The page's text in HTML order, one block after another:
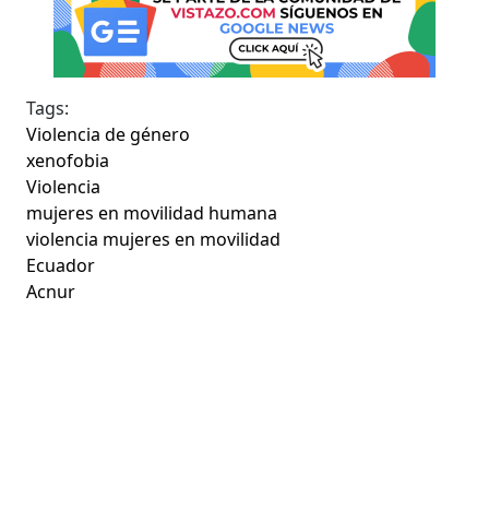
Tags:
Violencia de género
xenofobia
Violencia
mujeres en movilidad humana
violencia mujeres en movilidad
Ecuador
Acnur